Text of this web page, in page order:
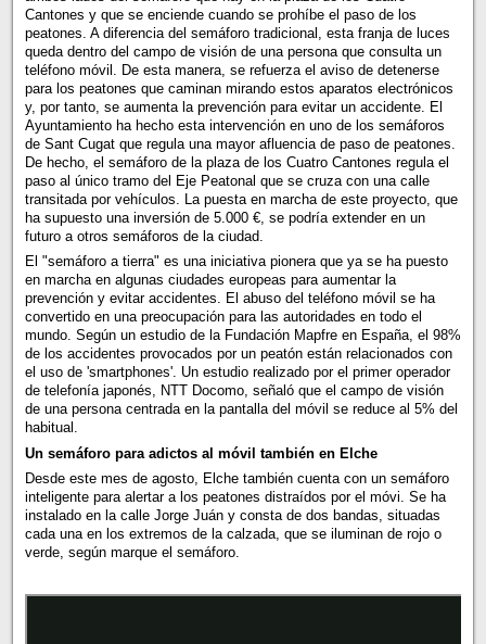
Cantones y que se enciende cuando se prohíbe el paso de los
peatones. A diferencia del semáforo tradicional, esta franja de luces
queda dentro del campo de visión de una persona que consulta un
teléfono móvil. De esta manera, se refuerza el aviso de detenerse
para los peatones que caminan mirando estos aparatos electrónicos
y, por tanto, se aumenta la prevención para evitar un accidente. El
Ayuntamiento ha hecho esta intervención en uno de los semáforos
de Sant Cugat que regula una mayor afluencia de paso de peatones.
De hecho, el semáforo de la plaza de los Cuatro Cantones regula el
paso al único tramo del Eje Peatonal que se cruza con una calle
transitada por vehículos. La puesta en marcha de este proyecto, que
ha supuesto una inversión de 5.000 €, se podría extender en un
futuro a otros semáforos de la ciudad.
El "semáforo a tierra" es una iniciativa pionera que ya se ha puesto
en marcha en algunas ciudades europeas para aumentar la
prevención y evitar accidentes. El abuso del teléfono móvil se ha
convertido en una preocupación para las autoridades en todo el
mundo. Según un estudio de la Fundación Mapfre en España, el 98%
de los accidentes provocados por un peatón están relacionados con
el uso de 'smartphones'. Un estudio realizado por el primer operador
de telefonía japonés, NTT Docomo, señaló que el campo de visión
de una persona centrada en la pantalla del móvil se reduce al 5% del
habitual.
Un semáforo para adictos al móvil también en Elche
Desde este mes de agosto, Elche también cuenta con un semáforo
inteligente para alertar a los peatones distraídos por el móvi. Se ha
instalado en la calle Jorge Juán y consta de dos bandas, situadas
cada una en los extremos de la calzada, que se iluminan de rojo o
verde, según marque el semáforo.